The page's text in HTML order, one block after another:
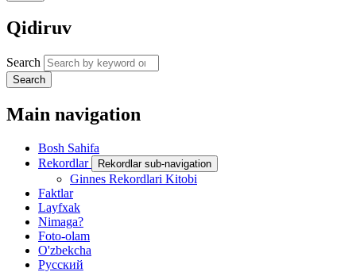
Qidiruv
Search
Search
Main navigation
Bosh Sahifa
Rekordlar
Rekordlar sub-navigation
Ginnes Rekordlari Kitobi
Faktlar
Layfxak
Nimaga?
Foto-olam
O'zbekcha
Русский